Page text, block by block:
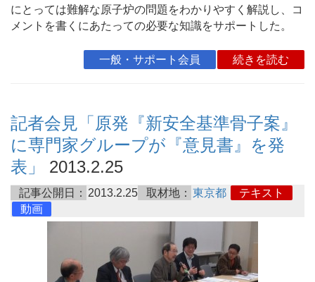
にとっては難解な原子炉の問題をわかりやすく解説し、コ
メントを書くにあたっての必要な知識をサポートした。
一般・サポート会員 続きを読む
記者会見「原発『新安全基準骨子案』
に専門家グループが『意見書』を発
表」
2013.2.25
記事公開日： 2013.2.25 取材地： 東京都
テキスト
動画